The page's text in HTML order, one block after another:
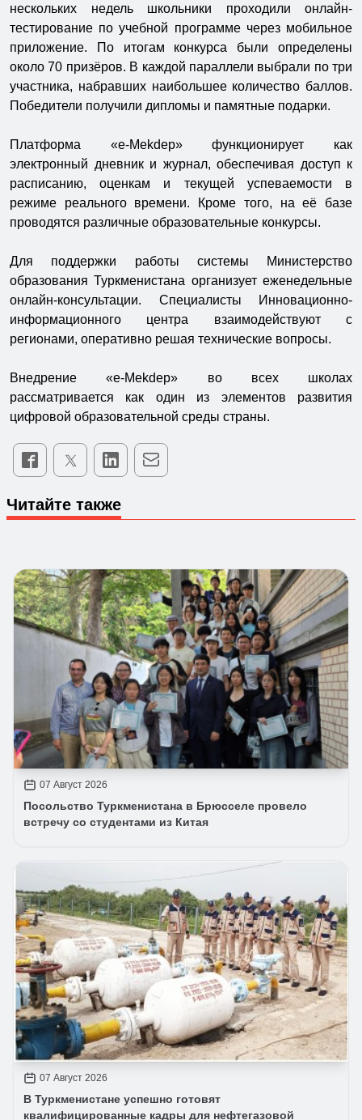
нескольких недель школьники проходили онлайн-
тестирование по учебной программе через мобильное
приложение. По итогам конкурса были определены
около 70 призёров. В каждой параллели выбрали по три
участника, набравших наибольшее количество баллов.
Победители получили дипломы и памятные подарки.
Платформа «e-Mekdep» функционирует как
электронный дневник и журнал, обеспечивая доступ к
расписанию, оценкам и текущей успеваемости в
режиме реального времени. Кроме того, на её базе
проводятся различные образовательные конкурсы.
Для поддержки работы системы Министерство
образования Туркменистана организует еженедельные
онлайн-консультации. Специалисты Инновационно-
информационного центра взаимодействуют с
регионами, оперативно решая технические вопросы.
Внедрение «e-Mekdep» во всех школах
рассматривается как один из элементов развития
цифровой образовательной среды страны.
Читайте также
07 Август 2026
Посольство Туркменистана в Брюсселе провело
встречу со студентами из Китая
07 Август 2026
В Туркменистане успешно готовят
квалифицированные кадры для нефтегазовой